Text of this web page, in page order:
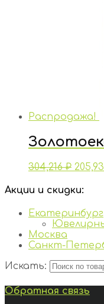
Распродажа!
304,216₽
Акции и скидки:
Екатеринбург
Москва
Санкт-
Искать:
Обратная связь